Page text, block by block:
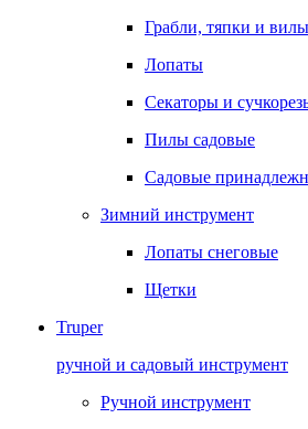
Грабли, тяпки и вилы
Лопаты
Секаторы и
Пилы садовые
Садовые
Зимний инструмент
Лопаты снеговые
Щетки
Truper
ручной и садовый инструмент
Ручной инструмент